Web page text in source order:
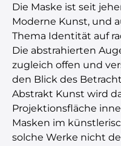
Die Maske ist seit
Moderne Kunst, und
Thema Identität auf
Die abstrahierten
zugleich offen und
den Blick des
Abstrakt Kunst wird
Projektionsfläche
Masken im
solche Werke nicht